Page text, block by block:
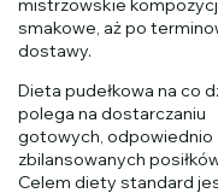
mistrzowskie
smakowe, aż po
dostawy.
Dieta pudełkowa na co
polega na dostarczaniu
gotowych, odpowiednio
zbilansowanych
Celem diety standard